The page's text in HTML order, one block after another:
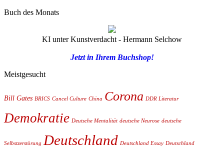
Buch des Monats
KI unter Kunstverdacht - Hermann Selchow
Jetzt in Ihrem Buchshop!
Meistgesucht
Bill Gates BRICS Cancel Culture China Corona DDR Literatur
Demokratie Deutsche Mentalität deutsche Neurose deutsche
Selbstzerstörung Deutschland Deutschland Essay Deutschland